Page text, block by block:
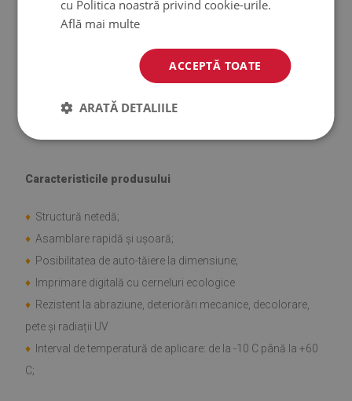
Vinil armat cu plasă PES cu adeziv
Caracteristicile produsului
♦ Structură netedă;
♦ Asamblare rapidă și ușoară;
♦ Posibilitatea de auto-tăiere la dimensiune;
♦
Imprimare digitală cu cerneluri ecologice
♦ Rezistent la abraziune, deteriorări mecanice, decolorare,
pete și radiații UV
♦
Interval de temperatură de aplicare: de la -10 C până la +60
C;
cu Politica noastră privind cookie-urile.
Află mai multe
ACCEPTĂ TOATE
ARATĂ DETALIILE